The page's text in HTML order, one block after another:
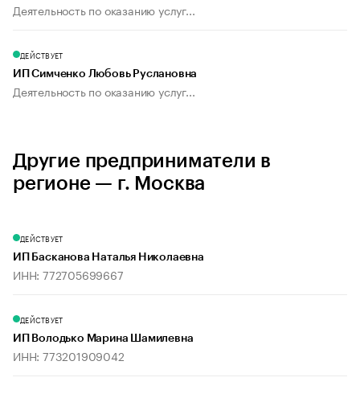
Деятельность по оказанию услуг...
ДЕЙСТВУЕТ
ИП Симченко Любовь Руслановна
Деятельность по оказанию услуг...
Другие предприниматели в
регионе — г. Москва
ДЕЙСТВУЕТ
ИП Басканова Наталья Николаевна
ИНН: 772705699667
ДЕЙСТВУЕТ
ИП Володько Марина Шамилевна
ИНН: 773201909042